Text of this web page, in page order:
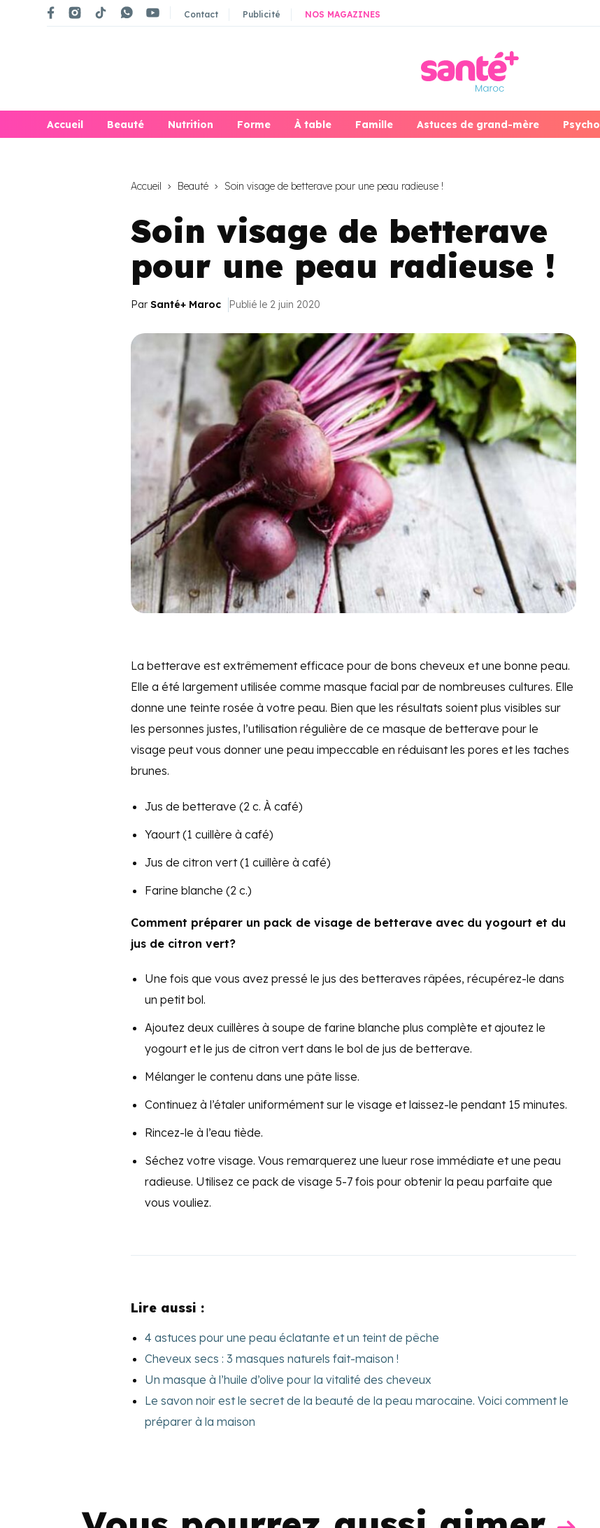
Contact Publicité NOS MAGAZINES
Accueil Beauté Nutrition Forme À table Famille Astuces de grand-mère Psycho
Accueil Beauté Soin visage de betterave pour une peau radieuse !
Soin visage de betterave
pour une peau radieuse !
Par Santé+ Maroc Publié le 2 juin 2020
La betterave est extrêmement efficace pour de bons cheveux et une bonne peau.
Elle a été largement utilisée comme masque facial par de nombreuses cultures. Elle
donne une teinte rosée à votre peau. Bien que les résultats soient plus visibles sur
les personnes justes, l’utilisation régulière de ce masque de betterave pour le
visage peut vous donner une peau impeccable en réduisant les pores et les taches
brunes.
Jus de betterave (2 c. À café)
Yaourt (1 cuillère à café)
Jus de citron vert (1 cuillère à café)
Farine blanche (2 c.)
Comment préparer un pack de visage de betterave avec du yogourt et du
jus de citron vert?
Une fois que vous avez pressé le jus des betteraves râpées, récupérez-le dans
un petit bol.
Ajoutez deux cuillères à soupe de farine blanche plus complète et ajoutez le
yogourt et le jus de citron vert dans le bol de jus de betterave.
Mélanger le contenu dans une pâte lisse.
Continuez à l’étaler uniformément sur le visage et laissez-le pendant 15 minutes.
Rincez-le à l’eau tiède.
Séchez votre visage. Vous remarquerez une lueur rose immédiate et une peau
radieuse. Utilisez ce pack de visage 5-7 fois pour obtenir la peau parfaite que
vous vouliez.
Lire aussi :
4 astuces pour une peau éclatante et un teint de pêche
Cheveux secs : 3 masques naturels fait-maison !
Un masque à l’huile d’olive pour la vitalité des cheveux
Le savon noir est le secret de la beauté de la peau marocaine. Voici comment le
préparer à la maison